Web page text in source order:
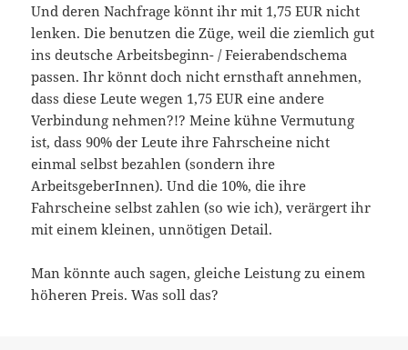
Und deren Nachfrage könnt ihr mit 1,75 EUR nicht
lenken. Die benutzen die Züge, weil die ziemlich gut
ins deutsche Arbeitsbeginn- / Feierabendschema
passen. Ihr könnt doch nicht ernsthaft annehmen,
dass diese Leute wegen 1,75 EUR eine andere
Verbindung nehmen?!? Meine kühne Vermutung
ist, dass 90% der Leute ihre Fahrscheine nicht
einmal selbst bezahlen (sondern ihre
ArbeitsgeberInnen). Und die 10%, die ihre
Fahrscheine selbst zahlen (so wie ich), verärgert ihr
mit einem kleinen, unnötigen Detail.
Man könnte auch sagen, gleiche Leistung zu einem
höheren Preis. Was soll das?